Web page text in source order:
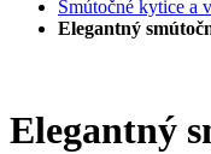
Smútočné kytice a
Elegantný
Elegantný